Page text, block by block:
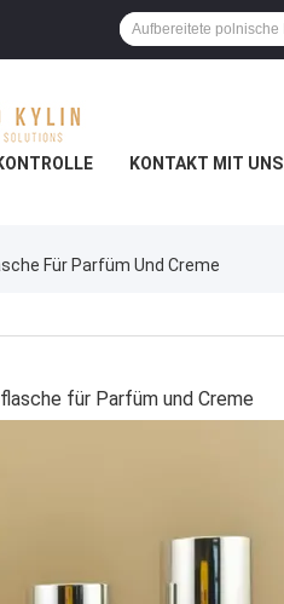
KONTAKT MIT UNS
Für Parfüm Und Creme
für Parfüm und Creme